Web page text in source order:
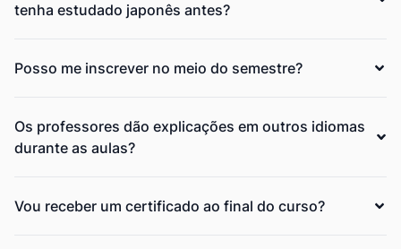
tenha estudado japonês antes?
Posso me inscrever no meio do semestre?
Os professores dão explicações em outros idiomas
durante as aulas?
Vou receber um certificado ao final do curso?